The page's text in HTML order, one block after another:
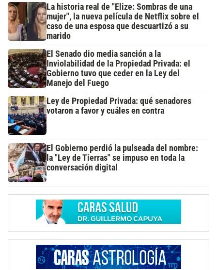
La historia real de "Elize: Sombras de una
mujer", la nueva película de Netflix sobre el
caso de una esposa que descuartizó a su
marido
El Senado dio media sanción a la
Inviolabilidad de la Propiedad Privada: el
Gobierno tuvo que ceder en la Ley del
Manejo del Fuego
Ley de Propiedad Privada: qué senadores
votaron a favor y cuáles en contra
El Gobierno perdió la pulseada del nombre:
la "Ley de Tierras" se impuso en toda la
conversación digital